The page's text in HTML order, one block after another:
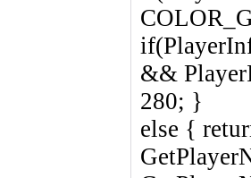
&&
280; }
else {